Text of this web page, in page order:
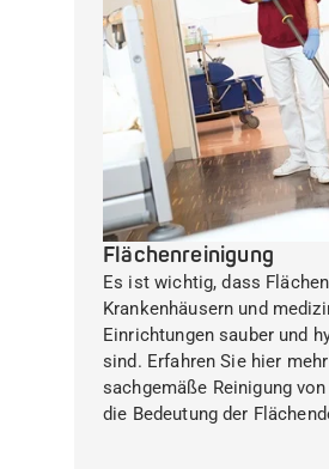
Flächenreinigung
Es ist wichtig, dass
Krankenhäusern und
Einrichtungen sauber und
sind. Erfahren Sie hier
sachgemäße Reinigung von
die Bedeutung der